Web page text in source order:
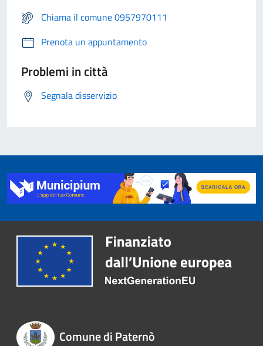
Chiama il comune 0957970111
Prenota un appuntamento
Problemi in città
Segnala disservizio
Comune di Paternò